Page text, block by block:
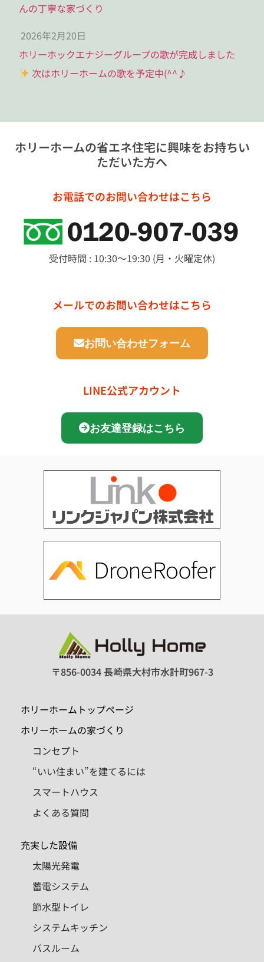
んの丁寧な家づくり
2026年2月20日
ホリーホックエナジーグループの歌が完成しました
次はホリーホームの歌を予定中(^^♪
ホリーホームの省エネ住宅に興味をお持ちい
ただいた方へ
お電話でのお問い合わせはこちら
受付時間 : 10:30～19:30 (月・火曜定休)
メールでのお問い合わせはこちら
お問い合わせフォーム
LINE公式アカウント
お友達登録はこちら
〒856-0034 長崎県大村市水計町967-3
ホリーホームトップページ
ホリーホームの家づくり
コンセプト
“いい住まい”を建てるには
スマートハウス
よくある質問
充実した設備
太陽光発電
蓄電システム
節水型トイレ
システムキッチン
バスルーム